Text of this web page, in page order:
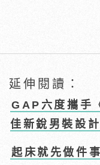
延伸閱讀：
GAP六度攜手
佳新銳男裝設計
起床就先做件